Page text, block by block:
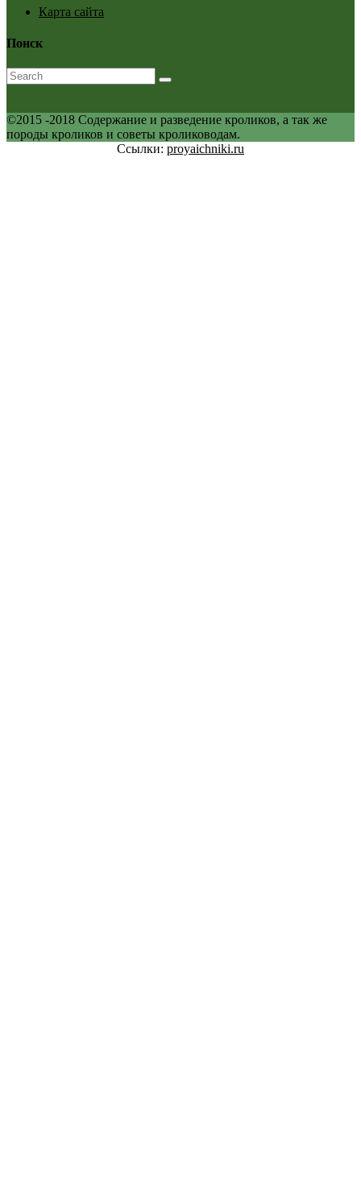
Карта сайта
Поиск
©2015 -2018 Содержание и разведение кроликов, а так же
породы кроликов и советы кролиководам.
Ссылки: proyaichniki.ru